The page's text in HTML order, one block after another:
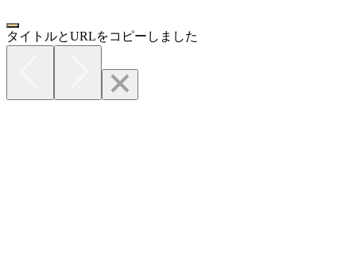
タイトルとURLをコピーしました